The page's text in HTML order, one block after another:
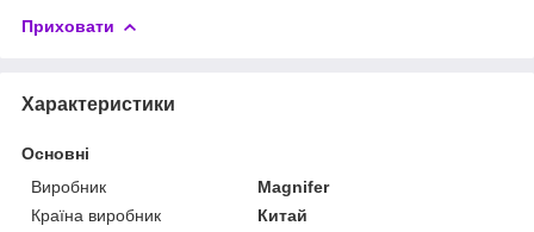
Приховати
Характеристики
Основні
Виробник
Magnifer
Країна виробник
Китай